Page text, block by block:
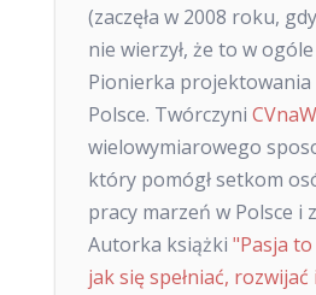
(zaczęła w 2008 roku,
nie wierzył, że to w
Pionierka
Polsce. Twórczyni
wielowymiarowego
który pomógł setkom
pracy marzeń w Polsce i
Autorka książki "Pasja to
jak się spełniać,